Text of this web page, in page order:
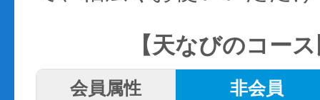
【天なびのコー
会員属性 非会員